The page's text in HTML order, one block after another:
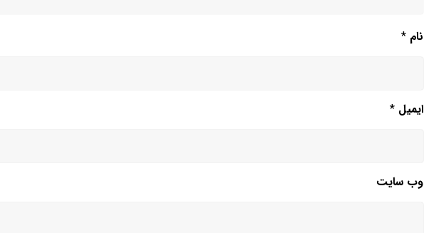
نام *
ایمیل *
وب‌ سایت